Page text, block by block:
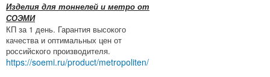
Изделия для тоннелей и метро от
СОЭМИ
КП за 1 день. Гарантия высокого
качества и оптимальных цен от
российского производителя.
https://soemi.ru/product/metropoliten/